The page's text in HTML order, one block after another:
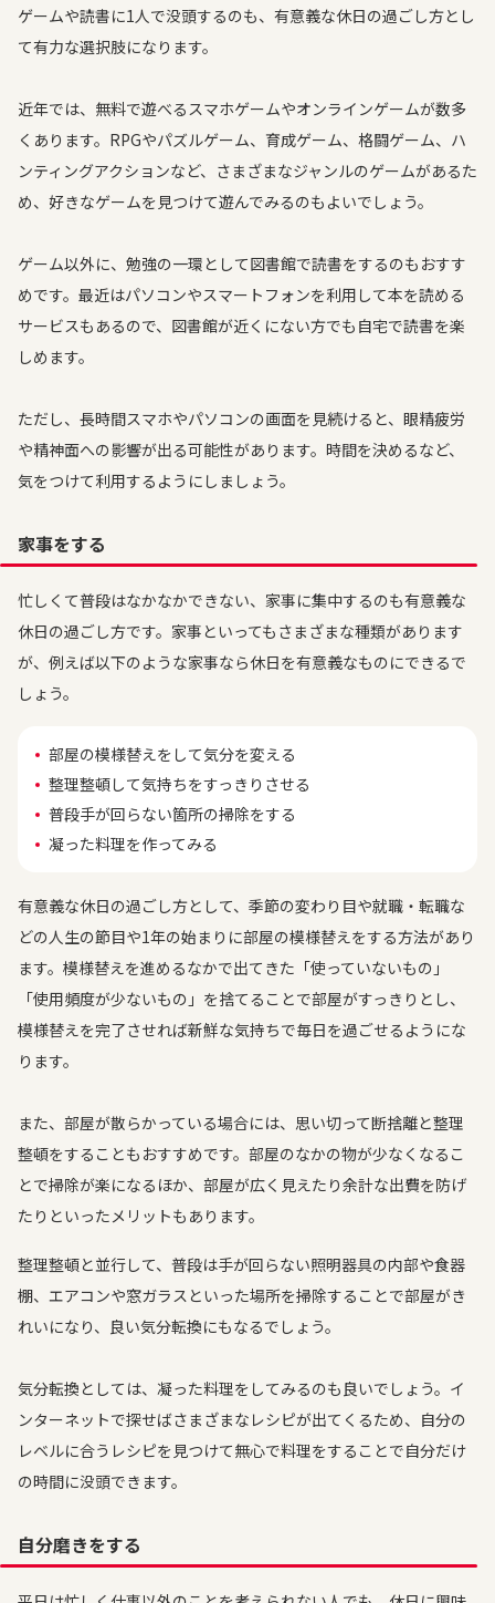
ゲームや読書に1人で没頭するのも、有意義な休日の過ごし方とし
て有力な選択肢になります。
近年では、無料で遊べるスマホゲームやオンラインゲームが数多
くあります。RPGやパズルゲーム、育成ゲーム、格闘ゲーム、ハ
ンティングアクションなど、さまざまなジャンルのゲームがあるた
め、好きなゲームを見つけて遊んでみるのもよいでしょう。
ゲーム以外に、勉強の一環として図書館で読書をするのもおすす
めです。最近はパソコンやスマートフォンを利用して本を読める
サービスもあるので、図書館が近くにない方でも自宅で読書を楽
しめます。
ただし、長時間スマホやパソコンの画面を見続けると、眼精疲労
や精神面への影響が出る可能性があります。時間を決めるなど、
気をつけて利用するようにしましょう。
家事をする
忙しくて普段はなかなかできない、家事に集中するのも有意義な
休日の過ごし方です。家事といってもさまざまな種類があります
が、例えば以下のような家事なら休日を有意義なものにできるで
しょう。
部屋の模様替えをして気分を変える
整理整頓して気持ちをすっきりさせる
普段手が回らない箇所の掃除をする
凝った料理を作ってみる
有意義な休日の過ごし方として、季節の変わり目や就職・転職な
どの人生の節目や1年の始まりに部屋の模様替えをする方法があり
ます。模様替えを進めるなかで出てきた「使っていないもの」
「使用頻度が少ないもの」を捨てることで部屋がすっきりとし、
模様替えを完了させれば新鮮な気持ちで毎日を過ごせるようにな
ります。
また、部屋が散らかっている場合には、思い切って断捨離と整理
整頓をすることもおすすめです。部屋のなかの物が少なくなるこ
とで掃除が楽になるほか、部屋が広く見えたり余計な出費を防げ
たりといったメリットもあります。
整理整頓と並行して、普段は手が回らない照明器具の内部や食器
棚、エアコンや窓ガラスといった場所を掃除することで部屋がき
れいになり、良い気分転換にもなるでしょう。
気分転換としては、凝った料理をしてみるのも良いでしょう。イ
ンターネットで探せばさまざまなレシピが出てくるため、自分の
レベルに合うレシピを見つけて無心で料理をすることで自分だけ
の時間に没頭できます。
自分磨きをする